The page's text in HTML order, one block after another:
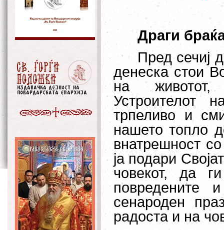
Драги
Пред сечиј
денеска стои
на животот,
Устроителот
трпеливо и
нашето топло
внатрешност
ја подари
човекот, да
повредените
сенароден
радоста и на